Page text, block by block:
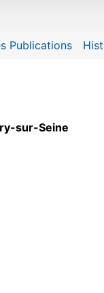
Publications
sur-Seine